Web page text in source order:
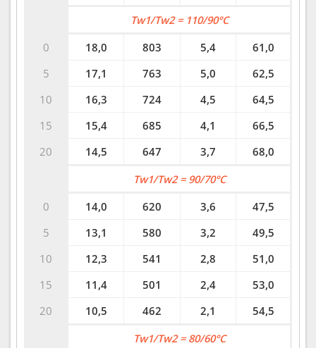
0
5
10
15
20
Tw1/Tw2 = 110/90°C
18,0
803 5,4
61,0
17,1
763 5,0
62,5
16,3
724 4,5
64,5
15,4
685 4,1
66,5
14,5
647 3,7 68,0
0
5
10
15
20
Tw1/Tw2 = 90/70°C
14,0
620 3,6
47,5
13,1
580 3,2
49,5
12,3
541 2,8
51,0
11,4
501 2,4
53,0
10,5
462 2,1 54,5
Tw1/Tw2 = 80/60°C